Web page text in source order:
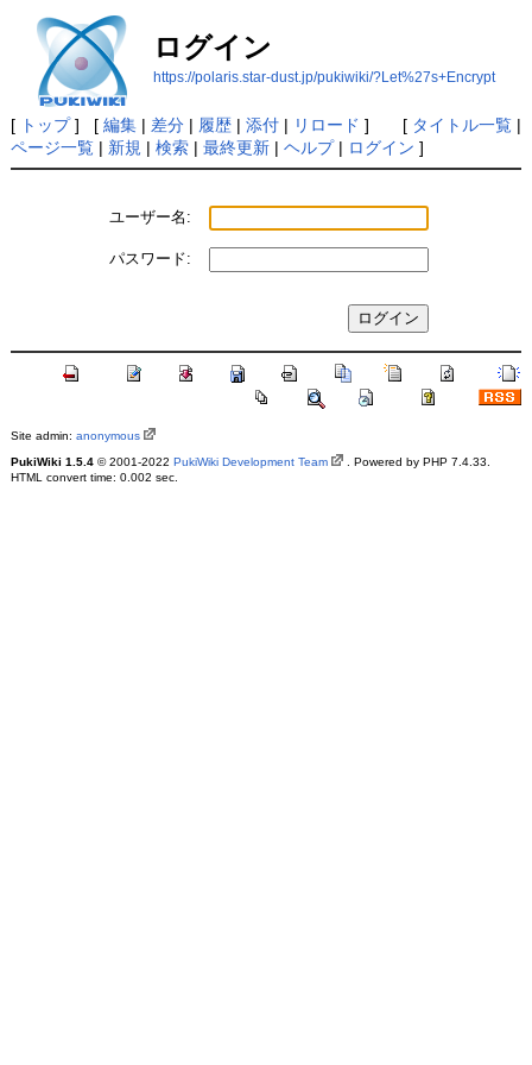
ログイン
https://polaris.star-dust.jp/pukiwiki/?Let%27s+Encrypt
[ トップ] [ 編集| 差分| 履歴| 添付| リロード ] [ タイトル一覧|
ページ一覧| 新規 | 検索| 最終更新| ヘルプ| ログイン ]
ユーザー名:
パスワード:
Site admin: anonymous
PukiWiki 1.5.4© 2001-2022 PukiWiki Development Team
. Powered by PHP 7.4.33.
HTML convert time: 0.002 sec.